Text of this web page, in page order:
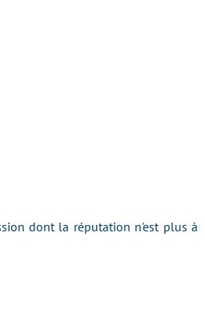
dont la réputation n'est plus à